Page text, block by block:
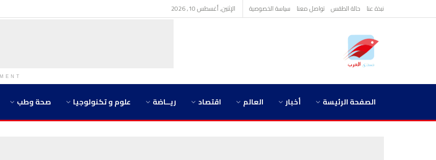
نبذة عنا حالة الطقس تواصل معنا سياسة الخصوصية الإثنين, أغسطس 10, 2026
الصفحة الرئيسة أخبار العالم اقتصاد ريــاضة علوم و تكنولوجيا صحة وطب